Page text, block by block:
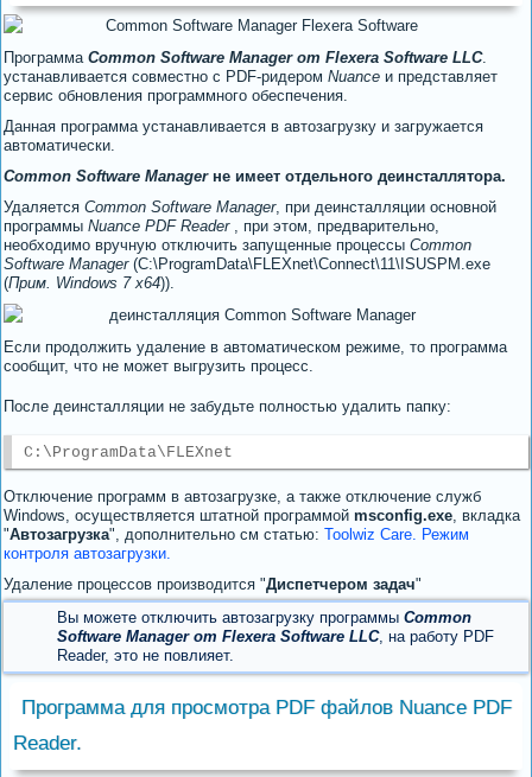
Программа Common Software Manager от Flexera Software LLC.
устанавливается совместно с PDF-ридером Nuance и представляет
сервис обновления программного обеспечения.
Данная программа устанавливается в автозагрузку и загружается
автоматически.
Common Software Managerне имеет отдельного деинсталлятора.
Удаляется Common Software Manager, при деинсталляции основной
программы Nuance PDF Reader, при этом, предварительно,
необходимо вручную отключить запущенные процессы Common
Software Manager(C:\ProgramData\FLEXnet\Connect\11\ISUSPM.exe
(Прим. Windows 7 x64)).
Если продолжить удаление в автоматическом режиме, то программа
сообщит, что не может выгрузить процесс.
После деинсталляции не забудьте полностью удалить папку:
C:\ProgramData\FLEXnet
Отключение программ в автозагрузке, а также отключение служб
Windows, осуществляется штатной программой msconfig.exe, вкладка
"Автозагрузка", дополнительно см статью: Toolwiz Care. Режим
контроля автозагрузки.
Удаление процессов производится "Диспетчером задач"
Вы можете отключить автозагрузку программы Common
Software Manager от Flexera Software LLC, на работу PDF
Reader, это не повлияет.
Программа для просмотра PDF файлов Nuance PDF
Reader.